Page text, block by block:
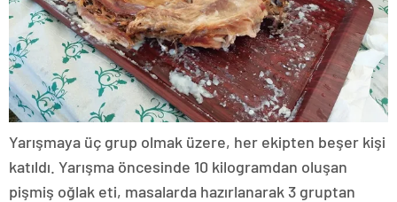
Yarışmaya üç grup olmak üzere, her ekipten beşer kişi
katıldı. Yarışma öncesinde 10 kilogramdan oluşan
pişmiş oğlak eti, masalarda hazırlanarak 3 gruptan